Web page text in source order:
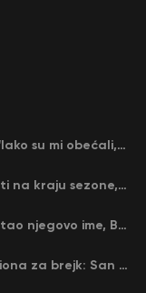
Zašto Rade Krunić ne igra za Srbiju? “Iako su mi obećali, niko me nije zvao…”
Kraj jedne ere – Gvardiola napušta Siti na kraju sezone, menja ga njegov nekadašnji rival
Nejmar ide na Mundijal: Anćeloti pročitao njegovo ime, Brazil u delirijumu (VIDEO)
Strašni Vembanjama “izudarao” šampiona za brejk: San Antonio poveo protiv Oklahome